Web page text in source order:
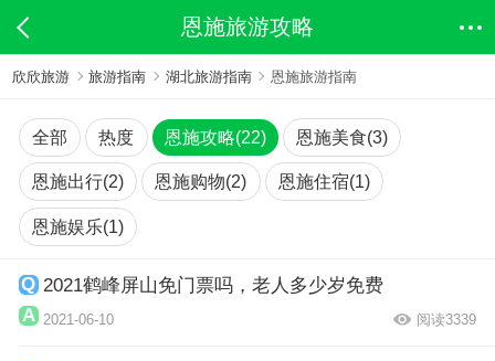
恩施旅游攻略
欣欣旅游 旅游指南 湖北旅游指南 恩施旅游指南
全部 热度 恩施攻略(22) 恩施美食(3)
恩施出行(2) 恩施购物(2) 恩施住宿(1)
恩施娱乐(1)
2021鹤峰屏山免门票吗，老人多少岁免费
2021-06-10 阅读3339